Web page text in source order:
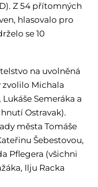
Z 54 přítomných
hlasovalo pro
se 10
na uvolněná
zvolilo Michala
Semeráka a
Ostravak).
města Tomáše
Šebestovou,
Pflegera (všichni
Ilju Racka